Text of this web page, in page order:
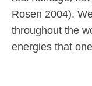
Rosen 2004).
throughout the
energies that